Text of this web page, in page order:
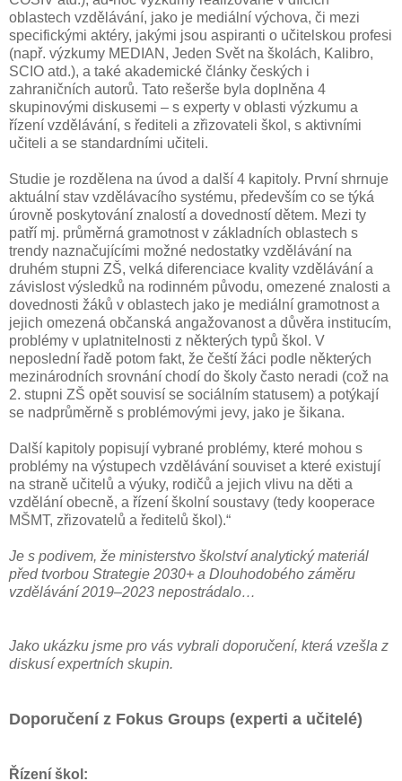
oblastech vzdělávání, jako je mediální výchova, či mezi
specifickými aktéry, jakými jsou aspiranti o učitelskou profesi
(např. výzkumy MEDIAN, Jeden Svět na školách, Kalibro,
SCIO atd.), a také akademické články českých i
zahraničních autorů. Tato rešerše byla doplněna 4
skupinovými diskusemi – s experty v oblasti výzkumu a
řízení vzdělávání, s řediteli a zřizovateli škol, s aktivními
učiteli a se standardními učiteli.
Studie je rozdělena na úvod a další 4 kapitoly. První shrnuje
aktuální stav vzdělávacího systému, především co se týká
úrovně poskytování znalostí a dovedností dětem. Mezi ty
patří mj. průměrná gramotnost v základních oblastech s
trendy naznačujícími možné nedostatky vzdělávání na
druhém stupni ZŠ, velká diferenciace kvality vzdělávání a
závislost výsledků na rodinném původu, omezené znalosti a
dovednosti žáků v oblastech jako je mediální gramotnost a
jejich omezená občanská angažovanost a důvěra institucím,
problémy v uplatnitelnosti z některých typů škol. V
neposlední řadě potom fakt, že čeští žáci podle některých
mezinárodních srovnání chodí do školy často neradi (což na
2. stupni ZŠ opět souvisí se sociálním statusem) a potýkají
se nadprůměrně s problémovými jevy, jako je šikana.
Další kapitoly popisují vybrané problémy, které mohou s
problémy na výstupech vzdělávání souviset a které existují
na straně učitelů a výuky, rodičů a jejich vlivu na děti a
vzdělání obecně, a řízení školní soustavy (tedy kooperace
MŠMT, zřizovatelů a ředitelů škol).“
Je s podivem, že ministerstvo školství analytický materiál
před tvorbou Strategie 2030+ a Dlouhodobého záměru
vzdělávání 2019–2023 nepostrádalo…
Jako ukázku jsme pro vás vybrali doporučení, která vzešla z
diskusí expertních skupin.
Doporučení z Fokus Groups (experti a učitelé)
Řízení škol: